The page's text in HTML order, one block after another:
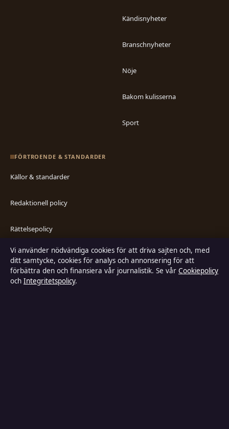
Kändisnyheter
Branschnyheter
Nöje
Bakom kulisserna
Sport
FÖRTROENDE & STANDARDER
Källor & standarder
Redaktionell policy
Rättelsepolicy
Faktagranskningspolicy
Ägande & finansiering
Vi använder nödvändiga cookies för att driva sajten och, med
ditt samtycke, cookies för analys och annonsering för att
förbättra den och finansiera vår journalistik. Se vår Cookiepolicy
och Integritetspolicy.